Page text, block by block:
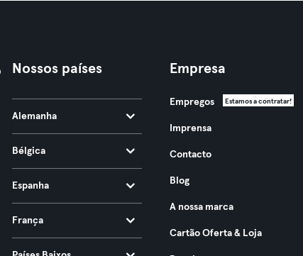
Nossos países
Alemanha
Bélgica
Espanha
França
Empresa
Empregos Estamos a contratar!
Imprensa
Contacto
Blog
A nossa marca
Cartão Oferta & Loja